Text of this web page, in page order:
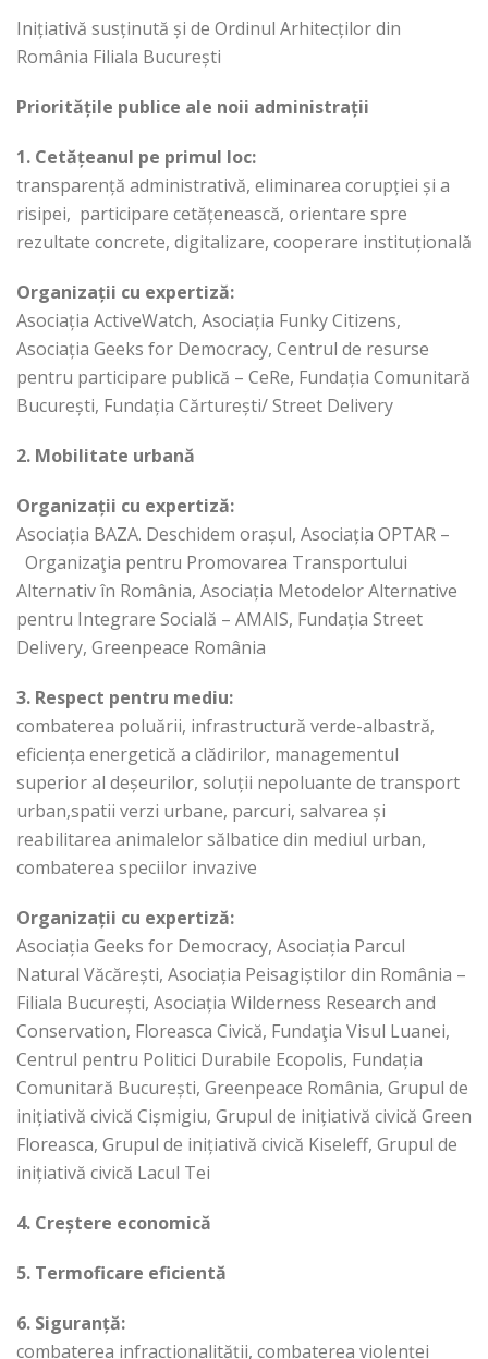
Inițiativă susținută și de Ordinul Arhitecților din
România Filiala București
Prioritățile publice ale noii administrații
1. Cetățeanul pe primul loc:
transparență administrativă, eliminarea corupției și a
risipei, participare cetățenească, orientare spre
rezultate concrete, digitalizare, cooperare instituțională
Organizații cu expertiză:
Asociația ActiveWatch, Asociația Funky Citizens,
Asociația Geeks for Democracy, Centrul de resurse
pentru participare publică – CeRe, Fundația Comunitară
București, Fundația Cărturești/ Street Delivery
2. Mobilitate urbană
Organizații cu expertiză:
Asociația BAZA. Deschidem orașul, Asociația OPTAR –
Organizaţia pentru Promovarea Transportului
Alternativ în România, Asociația Metodelor Alternative
pentru Integrare Socială – AMAIS, Fundația Street
Delivery, Greenpeace România
3. Respect pentru mediu:
combaterea poluării, infrastructură verde-albastră,
eficiența energetică a clădirilor, managementul
superior al deșeurilor, soluții nepoluante de transport
urban,spatii verzi urbane, parcuri, salvarea și
reabilitarea animalelor sălbatice din mediul urban,
combaterea speciilor invazive
Organizații cu expertiză:
Asociația Geeks for Democracy, Asociația Parcul
Natural Văcărești, Asociația Peisagiștilor din România –
Filiala București, Asociația Wilderness Research and
Conservation, Floreasca Civică, Fundaţia Visul Luanei,
Centrul pentru Politici Durabile Ecopolis, Fundația
Comunitară București, Greenpeace România, Grupul de
inițiativă civică Cișmigiu, Grupul de inițiativă civică Green
Floreasca, Grupul de inițiativă civică Kiseleff, Grupul de
inițiativă civică Lacul Tei
4. Creștere economică
5. Termoficare eficientă
6. Siguranță:
combaterea infracționalității, combaterea violenței